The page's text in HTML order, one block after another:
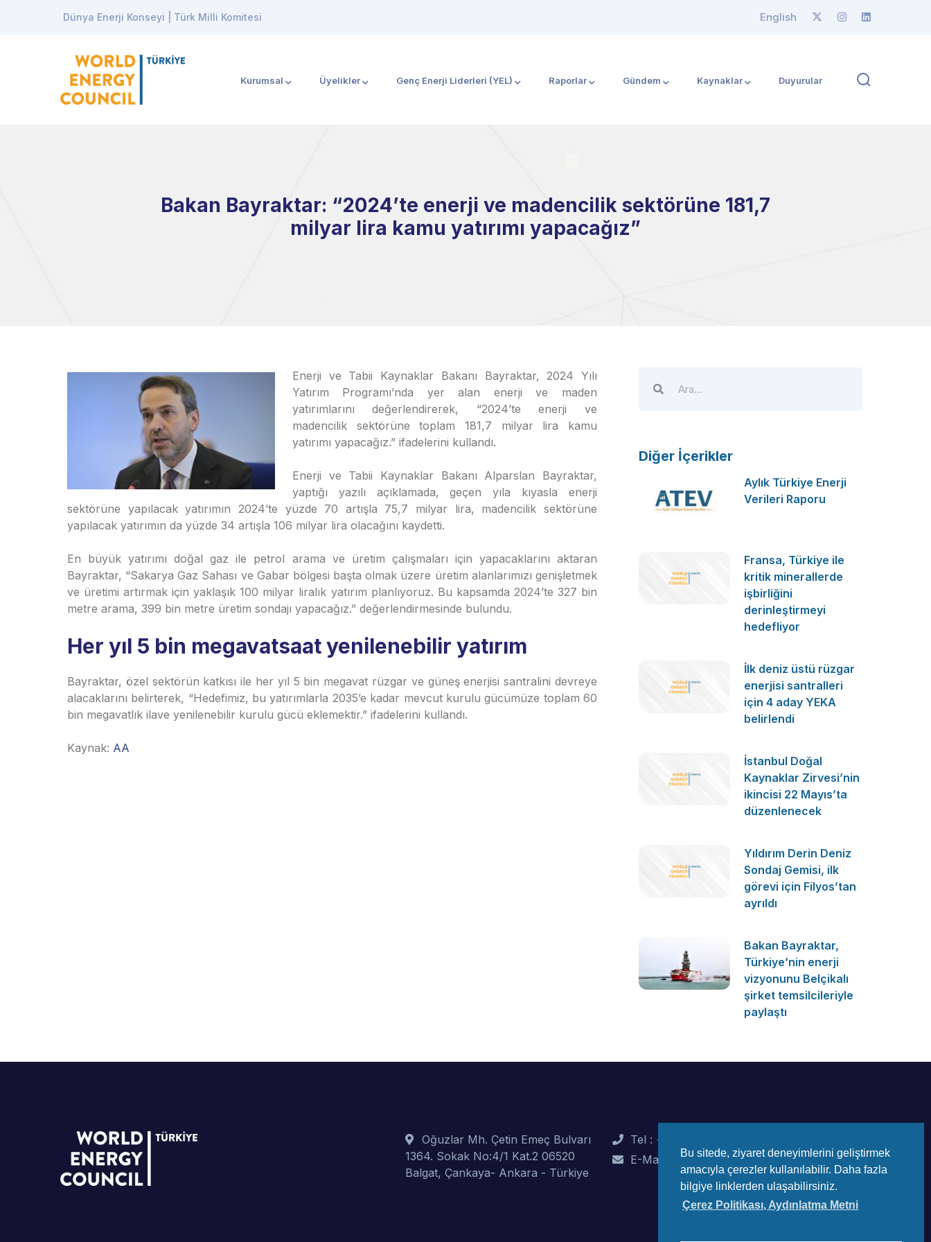
Dünya Enerji Konseyi | Türk Milli Komitesi English
Kurumsal Üyelikler Genç Enerji Liderleri (YEL) Raporlar Gündem Kaynaklar Duyurular
Bakan Bayraktar: “2024’te enerji ve madencilik sektörüne 181,7
milyar lira kamu yatırımı yapacağız”
Enerji ve Tabii Kaynaklar Bakanı Bayraktar, 2024 Yılı
Yatırım Programı’nda yer alan enerji ve maden
yatırımlarını değerlendirerek, “2024’te enerji ve
madencilik sektörüne toplam 181,7 milyar lira kamu
yatırımı yapacağız.” ifadelerini kullandı.
Enerji ve Tabii Kaynaklar Bakanı Alparslan Bayraktar,
yaptığı yazılı açıklamada, geçen yıla kıyasla enerji
sektörüne yapılacak yatırımın 2024’te yüzde 70 artışla 75,7 milyar lira, madencilik sektörüne
yapılacak yatırımın da yüzde 34 artışla 106 milyar lira olacağını kaydetti.
En büyük yatırımı doğal gaz ile petrol arama ve üretim çalışmaları için yapacaklarını aktaran
Bayraktar, “Sakarya Gaz Sahası ve Gabar bölgesi başta olmak üzere üretim alanlarımızı genişletmek
ve üretimi artırmak için yaklaşık 100 milyar liralık yatırım planlıyoruz. Bu kapsamda 2024’te 327 bin
metre arama, 399 bin metre üretim sondajı yapacağız.” değerlendirmesinde bulundu.
Her yıl 5 bin megavatsaat yenilenebilir yatırım
Bayraktar, özel sektörün katkısı ile her yıl 5 bin megavat rüzgar ve güneş enerjisi santralini devreye
alacaklarını belirterek, “Hedefimiz, bu yatırımlarla 2035’e kadar mevcut kurulu gücümüze toplam 60
bin megavatlık ilave yenilenebilir kurulu gücü eklemektir.” ifadelerini kullandı.
Kaynak: AA
Diğer İçerikler
Aylık Türkiye Enerji
Verileri Raporu
Fransa, Türkiye ile
kritik minerallerde
işbirliğini
derinleştirmeyi
hedefliyor
İlk deniz üstü rüzgar
enerjisi santralleri
için 4 aday YEKA
belirlendi
İstanbul Doğal
Kaynaklar Zirvesi’nin
ikincisi 22 Mayıs’ta
düzenlenecek
Yıldırım Derin Deniz
Sondaj Gemisi, ilk
görevi için Filyos’tan
ayrıldı
Bakan Bayraktar,
Türkiye’nin enerji
vizyonunu Belçikalı
şirket temsilcileriyle
paylaştı
Oğuzlar Mh. Çetin Emeç Bulvarı
1364. Sokak No:4/1 Kat.2 06520
Balgat, Çankaya- Ankara - Türkiye
Tel : +90 (312) 442 82 78
E-Mail : info@wec-turkiye.org.tr
Bu sitede, ziyaret deneyimlerini geliştirmek
amacıyla çerezler kullanılabilir. Daha fazla
bilgiye linklerden ulaşabilirsiniz.
Çerez Politikası, Aydınlatma Metni